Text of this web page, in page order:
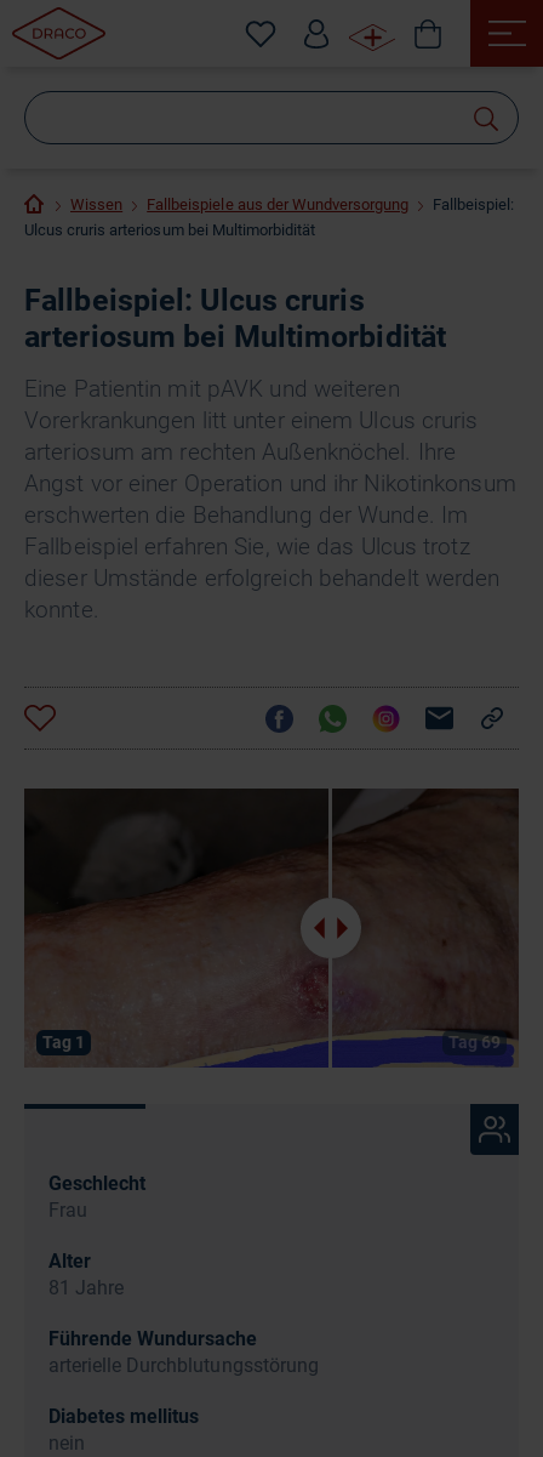
Wissen Fallbeispiele aus der Wundversorgung
Fallbeispiel:
Ulcus cruris arteriosum bei Multimorbidität
Fallbeispiel: Ulcus cruris
arteriosum bei Multimorbidität
Eine Patientin mit pAVK und weiteren
Vorerkrankungen litt unter einem Ulcus cruris
arteriosum am rechten Außenknöchel. Ihre
Angst vor einer Operation und ihr Nikotinkonsum
erschwerten die Behandlung der Wunde. Im
Fallbeispiel erfahren Sie, wie das Ulcus trotz
dieser Umstände erfolgreich behandelt werden
konnte.
Geschlecht
Frau
Alter
81 Jahre
Führende Wundursache
arterielle Durchblutungsstörung
Diabetes mellitus
nein
Tag 1 Tag 69
suchen